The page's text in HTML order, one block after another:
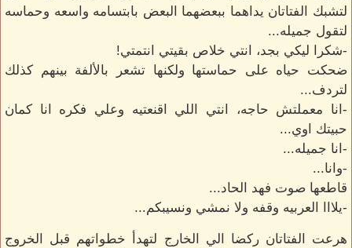
لتشبك الفتاتان يداهما ببعضهما البعض بابتسامه واسعه وحماسه
لتقول جميله...
-شكرا ليكي بجد، انتي خلاص بقيتي انتمتي!
ضحكت حياه على حماستها ولكنها تشعر بالألفة بينهم كذلك
لتردف...
-انا معملتش حاجه، انتي اللي اقنعتيه وعلي فكره انا كمان
حبيتك اوي...
-انا جميله...
-وانا...
قاطعها صوت فهد الحاد...
-يلااا العربيه وقفه ولا نمشي ونسيبكم...
هرعت الفتاتان ركضا الي الخارج لتهدأ خطواتهم قبل الخروج